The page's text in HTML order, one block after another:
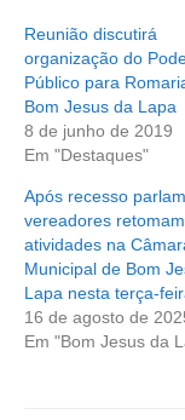
Reunião discutirá
organização do
Público para
Bom Jesus da Lapa
8 de junho de 2019
Em "Destaques"
Após recesso
vereadores retomam
atividades na
Municipal de Bom
Lapa nesta terça-
16 de agosto de
Em "Bom Jesus da